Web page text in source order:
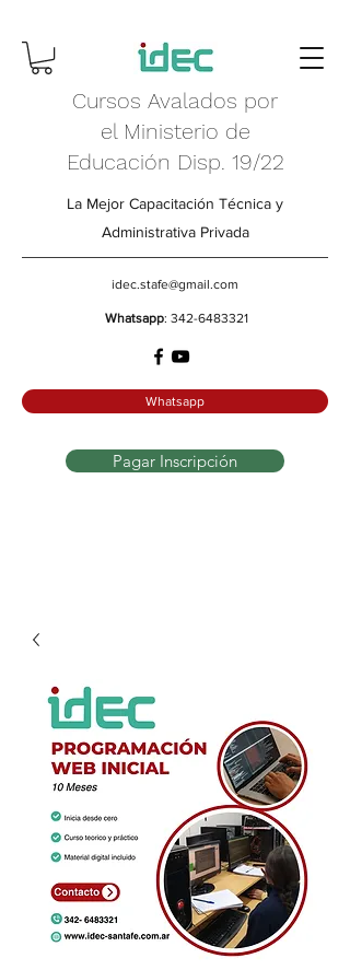
Cursos Avalados por
el Ministerio de
Educación Disp. 19/22
La Mejor Capacitación Técnica y
Administrativa Privada
idec.stafe@gmail.com
Whatsapp: 342-6483321
Whatsapp
Pagar Inscripción